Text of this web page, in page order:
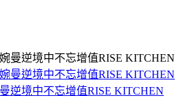
逆境中不忘增值RISE KITCHEN